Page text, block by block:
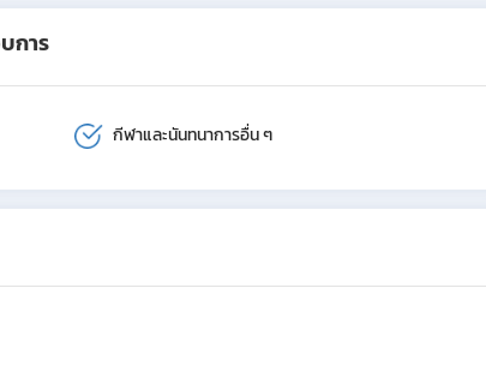
การ
กีฬาและนันทนาการอื่น ๆ